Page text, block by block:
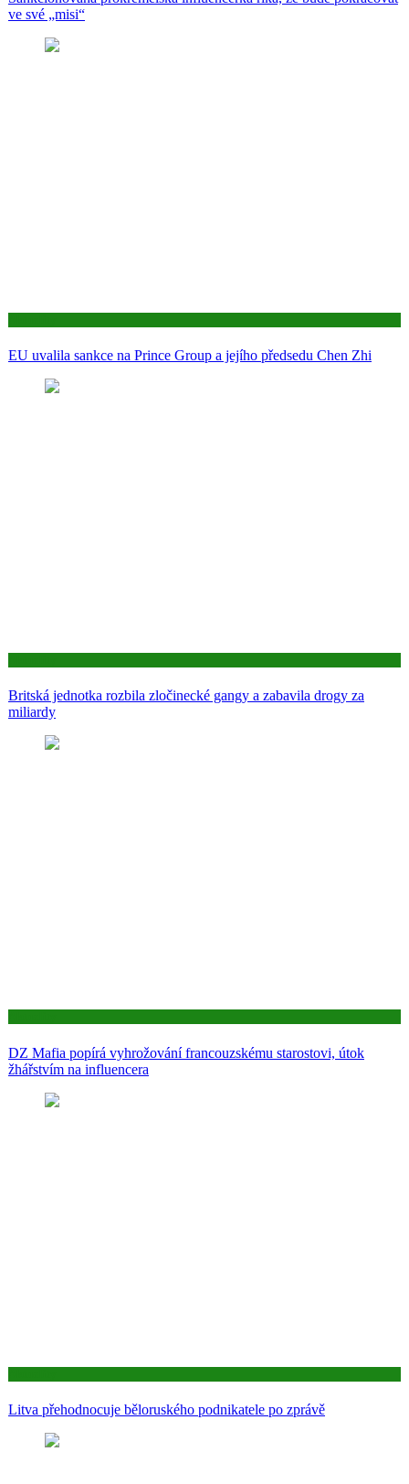
ve své „misi“
EU uvalila sankce na Prince Group a jejího předsedu Chen Zhi
Britská jednotka rozbila zločinecké gangy a zabavila drogy za
miliardy
DZ Mafia popírá vyhrožování francouzskému starostovi, útok
žhářstvím na influencera
Litva přehodnocuje běloruského podnikatele po zprávě